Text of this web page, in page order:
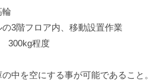
輪
3階フロア内、移動設置作業
300kg程度
中を空にする事が可能であること。